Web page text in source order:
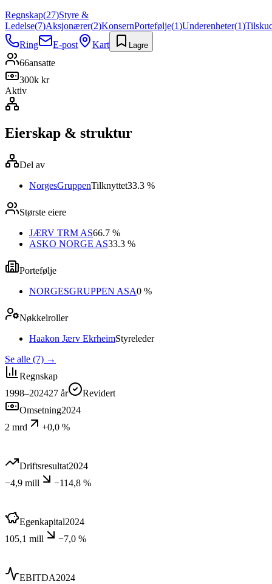
Regnskap(27)Styre &
Ledelse(7)Aksjonærer(2)KonsernPortefølje(1)Underenheter(1)
Ring
E-post Kart Lagre
66ansatte
300k kr
Aktiv
Eierskap & struktur
Del av
NorgesGruppenTilknyttet33.3 %
Største eiere
JÆRV TRM AS66.7 %
ASKO NORGE AS33.3 %
Portefølje
NORGESGRUPPEN ASA0 %
Nøkkelroller
Haakon Jærv EkrheimStyreleder
Se alle (7) →
Regnskap
1998–202427 år
Revidert
Omsetning2024
2 mrd
+0,0 %
Driftsresultat2024
−4,9 mill
−114,8 %
Egenkapital2024
105,1 mill
−7,0 %
EBITDA2024